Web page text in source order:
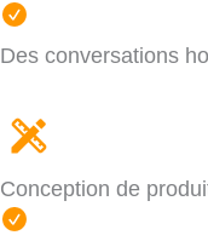
Des conversations
Conception de